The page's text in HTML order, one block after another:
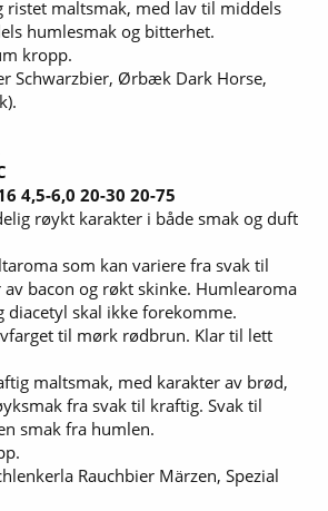
ristet maltsmak, med lav til middels
humlesmak og bitterhet.
kropp.
Schwarzbier, Ørbæk Dark Horse,
4,5-6,0 20-30 20-75
røykt karakter i både smak og duft
som kan variere fra svak til
bacon og røkt skinke. Humlearoma
diacetyl skal ikke forekomme.
til mørk rødbrun. Klar til lett
maltsmak, med karakter av brød,
fra svak til kraftig. Svak til
smak fra humlen.
Rauchbier Märzen, Spezial